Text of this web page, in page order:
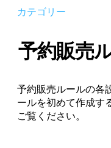
カテゴリー
予約販売
予約販売ルールの各
ールを初めて作成す
ご覧ください。